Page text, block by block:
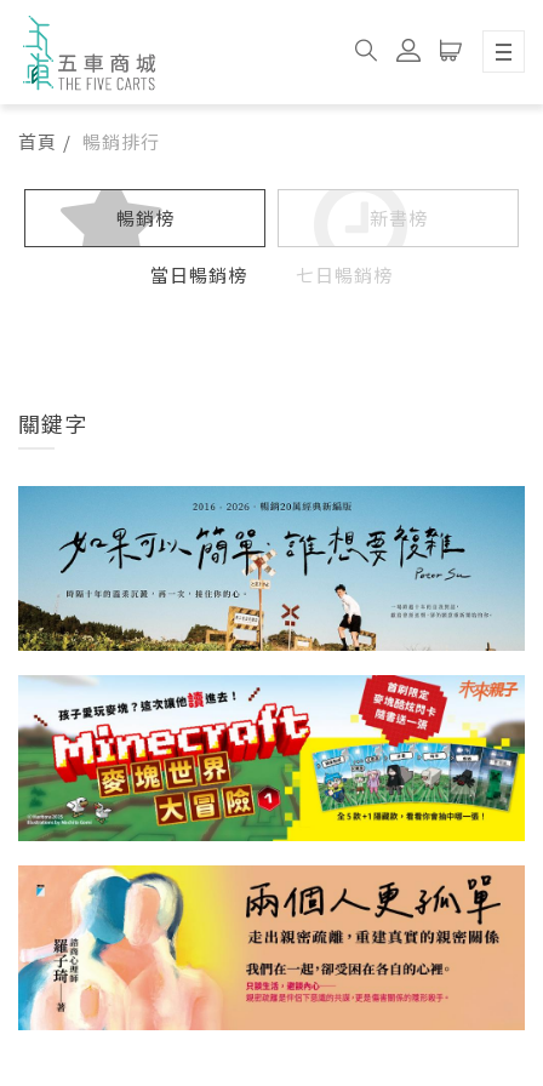
首頁 暢銷排行
暢銷排行暢銷榜 新書榜
當日暢銷榜 七日暢銷榜
關鍵字